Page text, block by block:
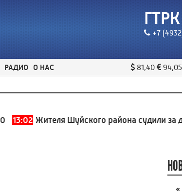
+7
РАДИО О НАС 81,40
94,05
13:02 Жителя Шуйского района судили за
«